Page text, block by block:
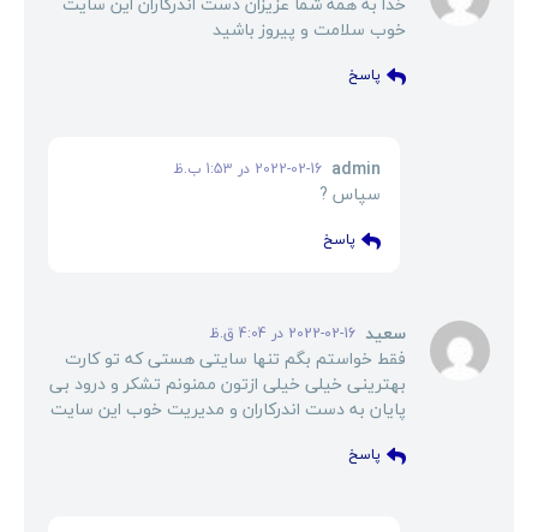
خوب سلامت و پیروز باشید
پاسخ
admin گفت:
2022-02-16 در 1:53 ب.ظ
سپاس ?
پاسخ
سعید گفت: 2022-02-16 در 4:04 ق.ظ
فقط خواستم بگم تنها سایتی هستی که تو کارت
بهترینی خیلی خیلی ازتون ممنونم تشکر و درود بی
پایان به دست اندرکاران و مدیریت خوب این سایت
پاسخ